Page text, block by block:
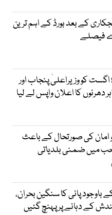
کے بعد بورڈ کے اہم ترین
فیصلے
حافظ نعیم نے 9 اگست کو وزیراعلیٰ پنجاب اور
دھرنوں کا اعلان واپس لے لیا
امان کی صورتحال کے باعث
میں ضمنی بلدیاتی
پانی کا سنگین بحران،